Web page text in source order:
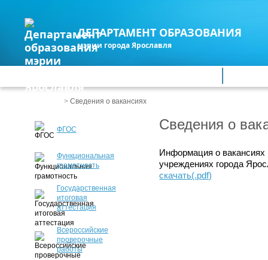
ДЕПАРТАМЕНТ ОБРАЗОВАНИЯ
мэрии города Ярославля
> Сведения о вакансиях
Сведения о
Информация о вакансиях
учреждениях города
скачать(.pdf)
ФГОС
Функциональная
грамотность
Государственная
итоговая
аттестация
Всероссийские
проверочные
работы